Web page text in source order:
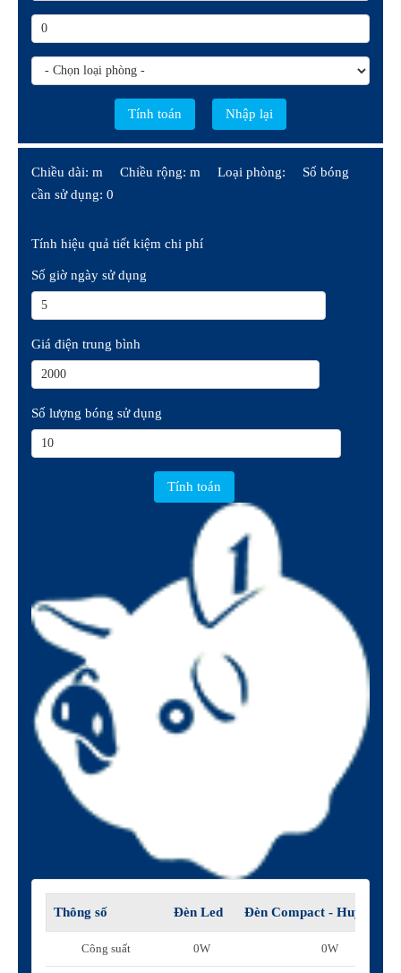
Chiều dài: m Chiều rộng: m Loại phòng:
Số bóng
cần sử dụng: 0
Tính hiệu quả tiết kiệm chi phí
Số giờ ngày sử dụng
Giá điện trung bình
Số lượng bóng sử dụng
Thông số Đèn Led Đèn Compact - Huỳnh
Công suất 0W 0W